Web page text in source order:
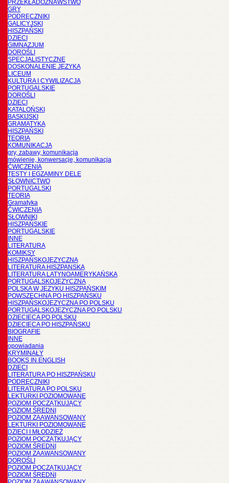
PRZEKŁADOZNAWSTWO
GRY
PODRĘCZNIKI
GALICYJSKI
HISZPAŃSKI
DZIECI
GIMNAZJUM
DOROŚLI
SPECJALISTYCZNE
DOSKONALENIE JĘZYKA
LICEUM
KULTURA I CYWILIZACJA
PORTUGALSKIE
DOROŚLI
DZIECI
KATALOŃSKI
BASKIJSKI
GRAMATYKA
HISZPAŃSKI
TEORIA
KOMUNIKACJA
gry, zabawy, komunikacja
mówienie, konwersacje, komunikacja
ĆWICZENIA
TESTY I EGZAMINY DELE
SŁOWNICTWO
PORTUGALSKI
TEORIA
Gramatyka
ĆWICZENIA
SŁOWNIKI
HISZPAŃSKIE
PORTUGALSKIE
INNE
LITERATURA
KOMIKSY
HISZPAŃSKOJĘZYCZNA
LITERATURA HISZPANSKA
LITERATURA LATYNOAMERYKAŃSKA
PORTUGALSKOJĘZYCZNA
POLSKA W JĘZYKU HISZPAŃSKIM
POWSZECHNA PO HISZPAŃSKU
HISZPAŃSKOJĘZYCZNA PO POLSKU
PORTUGALSKOJĘZYCZNA PO POLSKU
DZIECIĘCA PO POLSKU
DZIECIĘCA PO HISZPAŃSKU
BIOGRAFIE
INNE
opowiadania
KRYMINAŁY
BOOKS IN ENGLISH
DZIECI
LITERATURA PO HISZPAŃSKU
PODRĘCZNIKI
LITERATURA PO POLSKU
LEKTURKI POZIOMOWANE
POZIOM POCZĄTKUJĄCY
POZIOM ŚREDNI
POZIOM ZAAWANSOWANY
LEKTURKI POZIOMOWANE
DZIECI I MŁODZIEŻ
POZIOM POCZĄTKUJĄCY
POZIOM ŚREDNI
POZIOM ZAAWANSOWANY
DOROŚLI
POZIOM POCZĄTKUJĄCY
POZIOM ŚREDNI